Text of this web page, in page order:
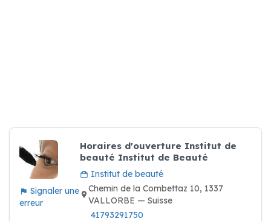
Signaler une
erreur
Horaires d'ouverture Institut de
beauté Institut de Beauté
Institut de beauté
Chemin de la Combettaz 10, 1337
VALLORBE — Suisse
41793291750